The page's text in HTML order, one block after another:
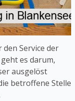
Service der
es darum,
ausgelöst
betroffene Stelle